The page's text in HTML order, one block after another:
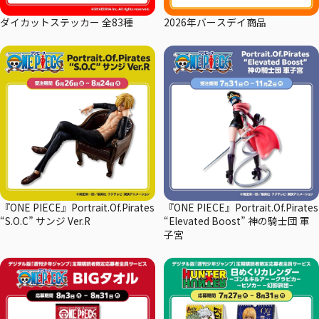
ダイカットステッカー 全83種 2026年バースデイ商品
『ONE PIECE』Portrait.Of.Pirates
“S.O.C” サンジ Ver.R
『ONE PIECE』Portrait.Of.Pirates
“Elevated Boost” 神の騎士団 軍
子宮